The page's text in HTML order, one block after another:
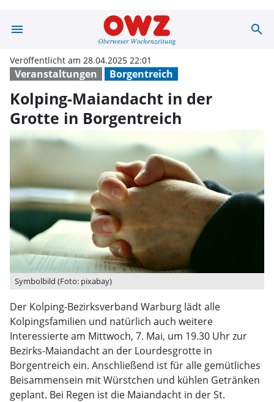
menu Kolping- search
Veranstaltungen Borgentreich
Veröffentlicht am 28.04.2025 22:01
Kolping-Maiandacht in der
Grotte in Borgentreich
Symbolbild (Foto: pixabay)
Der Kolping-Bezirksverband Warburg lädt alle
Kolpingsfamilien und natürlich auch weitere
Interessierte am Mittwoch, 7. Mai, um 19.30 Uhr zur
Bezirks-Maiandacht an der Lourdesgrotte in
Borgentreich ein. Anschließend ist für alle gemütliches
Beisammensein mit Würstchen und kühlen Getränken
geplant. Bei Regen ist die Maiandacht in der St.